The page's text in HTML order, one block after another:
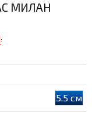
МИЛАН
:
5.5 см